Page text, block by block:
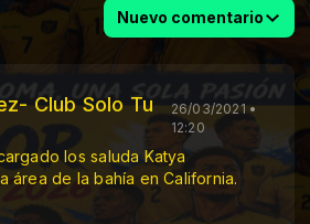
Nuevo comentario
los saluda Katya
área de la bahía en California.
Club Solo Tu
26/03/2021 •
12:20